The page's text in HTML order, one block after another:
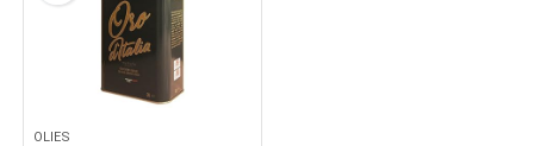
OLIES